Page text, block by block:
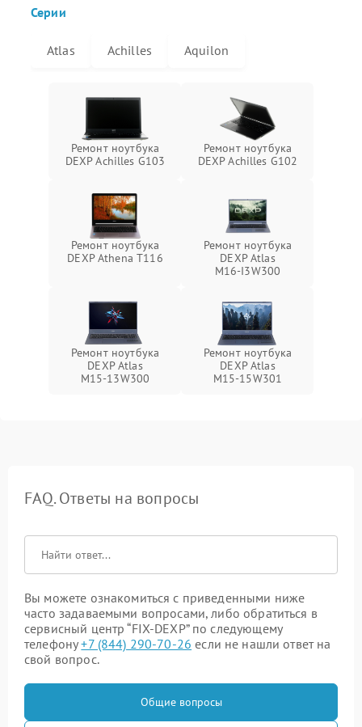
Серии
Atlas Achilles Aquilon
Ремонт ноутбука
DEXP Achilles G103
Ремонт ноутбука
DEXP Achilles G102
Ремонт ноутбука
DEXP Athena T116
Ремонт ноутбука
DEXP Atlas
M16‑I3W300
Ремонт ноутбука
DEXP Atlas
M15‑13W300
Ремонт ноутбука
DEXP Atlas
M15‑15W301
FAQ. Ответы на вопросы
Вы можете ознакомиться с приведенными ниже
часто задаваемыми вопросами, либо обратиться в
сервисный центр “FIX-DEXP” по следующему
телефону+7 (844) 290-70-26 если не нашли ответ на
свой вопрос.
Общие вопросы